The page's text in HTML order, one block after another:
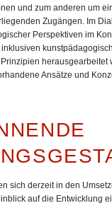
und zum anderen um
Zugängen. Im
Perspektiven im
herausgearbeitet
Ansätze und
sich derzeit in den
auf die Entwicklung